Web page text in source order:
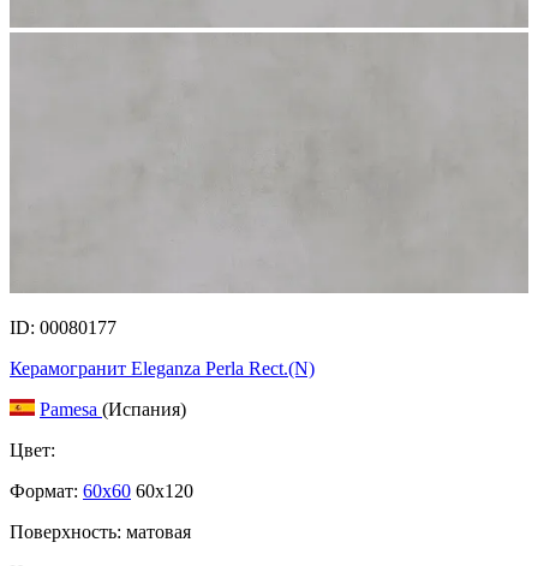
ID: 00080177
Керамогранит Eleganza Perla Rect.(N)
Pamesa (Испания)
Цвет:
Формат: 60x60 60x120
Поверхность: матовая